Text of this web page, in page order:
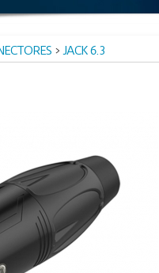
> JACK 6.3